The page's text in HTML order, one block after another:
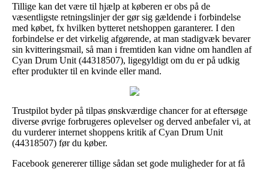
Tillige kan det være til hjælp at køberen er obs på de
væsentligste retningslinjer der gør sig gældende i forbindelse
med købet, fx hvilken bytteret netshoppen garanterer. I den
forbindelse er det virkelig afgørende, at man stadigvæk bevarer
sin kvitteringsmail, så man i fremtiden kan vidne om handlen af
Cyan Drum Unit (44318507), ligegyldigt om du er på udkig
efter produkter til en kvinde eller mand.
Trustpilot byder på tilpas ønskværdige chancer for at eftersøge
diverse øvrige forbrugeres oplevelser og derved anbefaler vi, at
du vurderer internet shoppens kritik af Cyan Drum Unit
(44318507) før du køber.
Facebook genererer tillige sådan set gode muligheder for at få